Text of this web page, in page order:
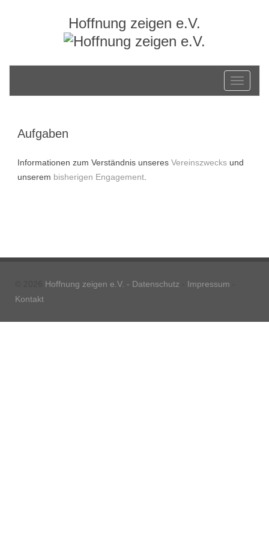
Hoffnung zeigen e.V.
Toggle
Aufgaben
Informationen zum Verständnis unseres Vereinszwecks und
unserem bisherigen Engagement
Hoffnung zeigen e.V. - Datenschutz Impressum
Kontakt